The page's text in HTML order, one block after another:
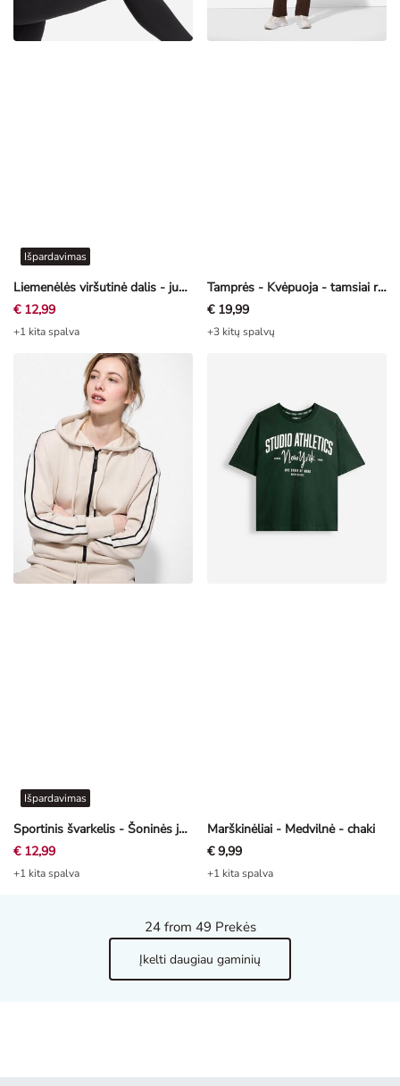
Liemenėlės viršutinė dalis - juoda
Išpardavimas
€ 12,99
+1 kita spalva
Tamprės - Kvėpuoja - tamsiai ruda
€ 19,99
+3 kitų spalvų
Sportinis švarkelis - Šoninės juostos - smėlinė
Išpardavimas
€ 12,99
+1 kita spalva
Marškinėliai - Medvilnė - chaki
€ 9,99
+1 kita spalva
24from 49 Prekės
Įkelti daugiau gaminių